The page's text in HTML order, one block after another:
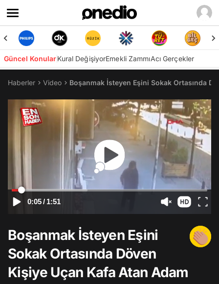
Güncel KonularKural DeğişiyorEmekli ZammıAcı Gerçekler
Haberler Video Boşanmak İsteyen Eşini Sokak Ortasında
0:05/ 1:51
Boşanmak İsteyen Eşini
Sokak Ortasında Döven
Kişiye Uçan Kafa Atan Adam